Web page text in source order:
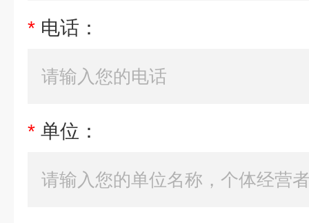
* 电话：
* 单位：